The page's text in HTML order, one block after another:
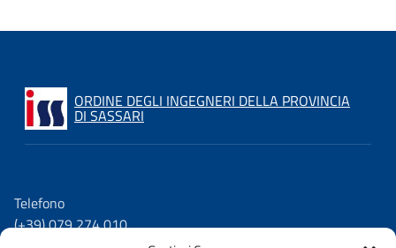
ORDINE DEGLI INGEGNERI DELLA PROVINCIA
DI SASSARI
Telefono
(+39) 079 274 010